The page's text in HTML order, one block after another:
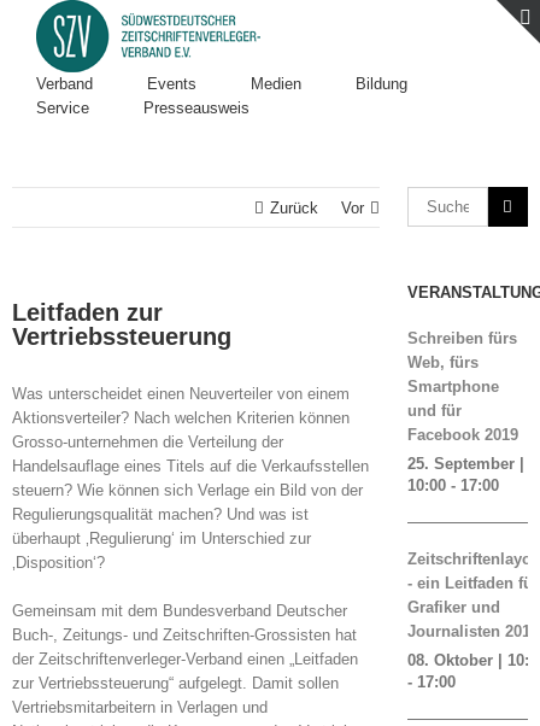
Verband Events Medien
Bildung
Service
Presseausweis
Zurück Vor
Leitfaden zur
Vertriebssteuerung
Was unterscheidet einen Neuverteiler von einem
Aktionsverteiler? Nach welchen Kriterien können
Grosso-unternehmen die Verteilung der
Handelsauflage eines Titels auf die Verkaufsstellen
steuern? Wie können sich Verlage ein Bild von der
Regulierungsqualität machen? Und was ist
überhaupt ‚Regulierung‘ im Unterschied zur
‚Disposition‘?
Gemeinsam mit dem Bundesverband Deutscher
Buch-, Zeitungs- und Zeitschriften-Grossisten hat
der Zeitschriftenverleger-Verband einen „Leitfaden
zur Vertriebssteuerung“ aufgelegt. Damit sollen
Vertriebsmitarbeitern in Verlagen und
Schreiben fürs
Web, fürs
Smartphone
und für
Facebook 2019
25. September |
10:00- 17:00
- ein Leitfaden für
Grafiker und
Journalisten 2019
08. Oktober |
- 17:00